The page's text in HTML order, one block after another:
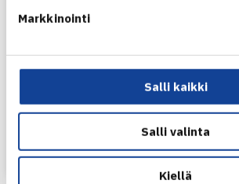
Markkinointi
Salli kaikki
Salli valinta
Kiellä
Henkilön Suomen Tennisliitto